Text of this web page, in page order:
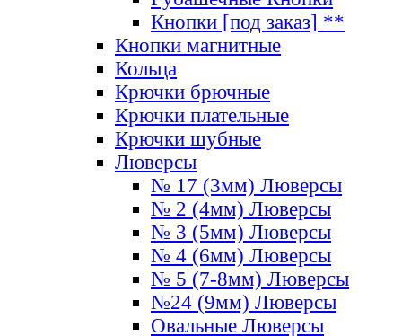
Кнопки [под заказ] **
Кнопки магнитные
Кольца
Крючки брючные
Крючки плательные
Крючки шубные
Люверсы
№ 17 (3мм) Люверсы
№ 2 (4мм) Люверсы
№ 3 (5мм) Люверсы
№ 4 (6мм) Люверсы
№ 5 (7-8мм) Люверсы
№24 (9мм) Люверсы
Овальные Люверсы